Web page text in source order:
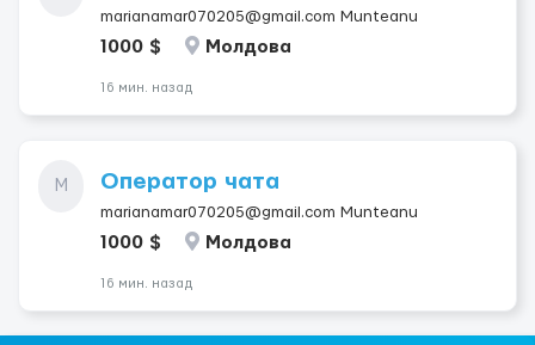
marianamar070205@gmail.com Munteanu
1000 $ Молдова
16 мин. назад
M Оператор чата
marianamar070205@gmail.com Munteanu
1000 $ Молдова
16 мин. назад